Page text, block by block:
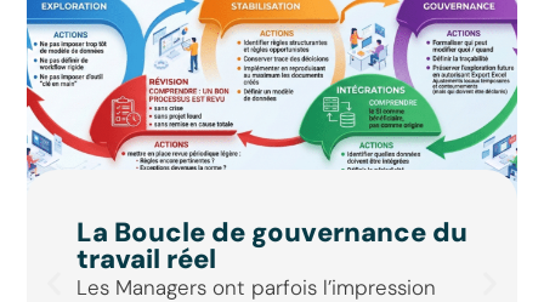
La Boucle de gouvernance du
travail réel
Les Managers ont parfois l’impression